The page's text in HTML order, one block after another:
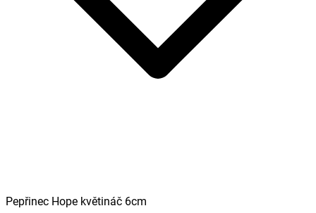
Pepřinec Hope květináč 6cm